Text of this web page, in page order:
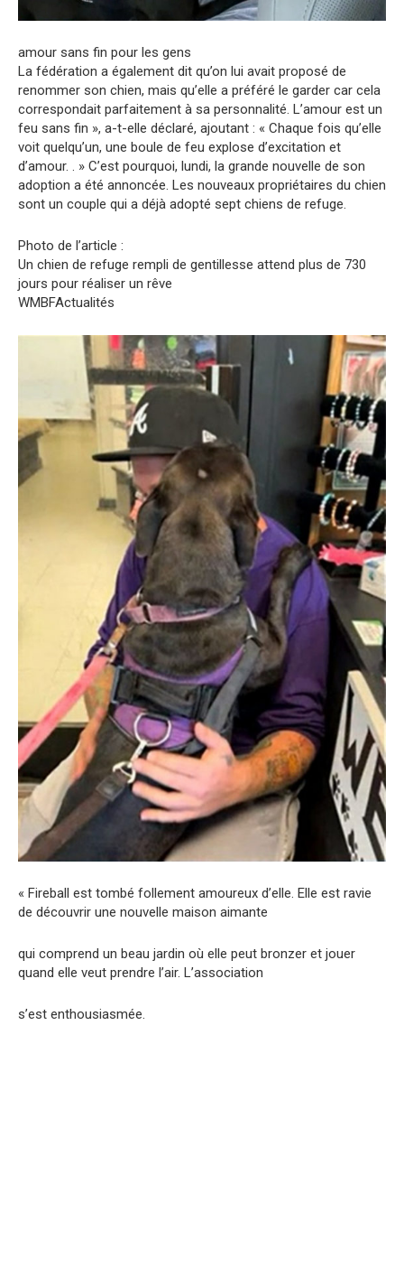
amour sans fin pour les gens
La fédération a également dit qu’on lui avait proposé de
renommer son chien, mais qu’elle a préféré le garder car cela
correspondait parfaitement à sa personnalité. L’amour est un
feu sans fin », a-t-elle déclaré, ajoutant : « Chaque fois qu’elle
voit quelqu’un, une boule de feu explose d’excitation et
d’amour. . » C’est pourquoi, lundi, la grande nouvelle de son
adoption a été annoncée. Les nouveaux propriétaires du chien
sont un couple qui a déjà adopté sept chiens de refuge.
Photo de l’article :
Un chien de refuge rempli de gentillesse attend plus de 730
jours pour réaliser un rêve
WMBFActualités
« Fireball est tombé follement amoureux d’elle. Elle est ravie
de découvrir une nouvelle maison aimante
qui comprend un beau jardin où elle peut bronzer et jouer
quand elle veut prendre l’air. L’association
s’est enthousiasmée.